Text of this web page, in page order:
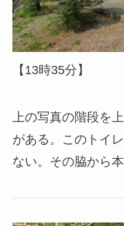
【13時35分】
上の写真の階段を
がある。このトイ
ない。その脇から